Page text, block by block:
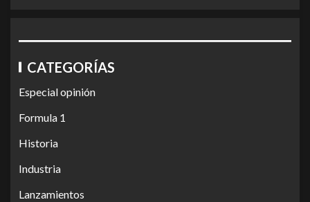
CATEGORÍAS
Especial opinión
Formula 1
Historia
Industria
Lanzamientos